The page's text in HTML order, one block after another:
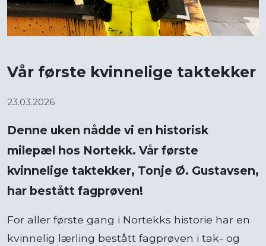
Vår første kvinnelige taktekker
23.03.2026
Denne uken nådde vi en historisk
milepæl hos Nortekk. Vår første
kvinnelige taktekker, Tonje Ø. Gustavsen,
har bestått fagprøven!
For aller første gang i Nortekks historie har en
kvinnelig lærling bestått fagprøven i tak- og